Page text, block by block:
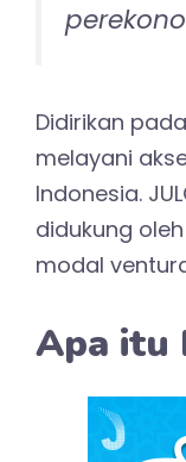
Didirikan
melayani
Indonesia.
didukung
modal
Apa itu